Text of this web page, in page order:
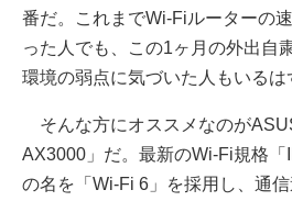
番だ。これまでWi-Fiルーターの
った人でも、この1ヶ月の外出自
環境の弱点に気づいた人もいるは
そんな方にオススメなのが
AX3000」だ。最新のWi-Fi規格「
の名を「Wi-Fi 6」を採用し、通